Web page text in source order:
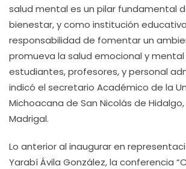
salud mental es un pilar fundamental
bienestar, y como institución
responsabilidad de fomentar un
promueva la salud emocional y
estudiantes, profesores, y personal
indicó el secretario Académico de la
Michoacana de San Nicolás de
Madrigal.
Lo anterior al inaugurar en
Yarabí Ávila González, la conferencia